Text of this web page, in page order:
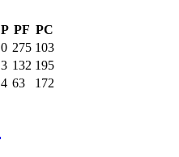
P PF PC
0 275 103
3 132 195
4 63 172